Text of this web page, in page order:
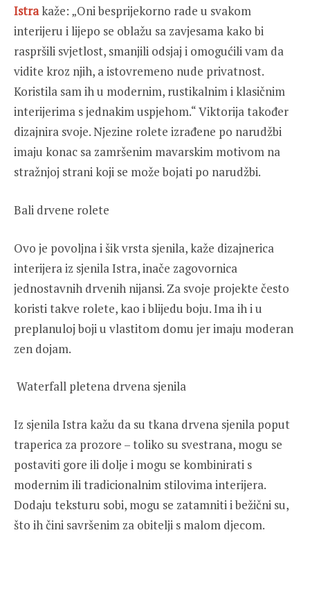
Istrakaže: „Oni besprijekorno rade u svakom
interijeru i lijepo se oblažu sa zavjesama kako bi
raspršili svjetlost, smanjili odsjaj i omogućili vam da
vidite kroz njih, a istovremeno nude privatnost.
Koristila sam ih u modernim, rustikalnim i klasičnim
interijerima s jednakim uspjehom.“ Viktorija također
dizajnira svoje. Njezine rolete izrađene po narudžbi
imaju konac sa zamršenim mavarskim motivom na
stražnjoj strani koji se može bojati po narudžbi.
Bali drvene rolete
Ovo je povoljna i šik vrsta sjenila, kaže dizajnerica
interijera iz sjenila Istra, inače zagovornica
jednostavnih drvenih nijansi. Za svoje projekte često
koristi takve rolete, kao i blijedu boju. Ima ih i u
preplanuloj boji u vlastitom domu jer imaju moderan
zen dojam.
Waterfall pletena drvena sjenila
Iz sjenila Istra kažu da su tkana drvena sjenila poput
traperica za prozore – toliko su svestrana, mogu se
postaviti gore ili dolje i mogu se kombinirati s
modernim ili tradicionalnim stilovima interijera.
Dodaju teksturu sobi, mogu se zatamniti i bežični su,
što ih čini savršenim za obitelji s malom djecom.